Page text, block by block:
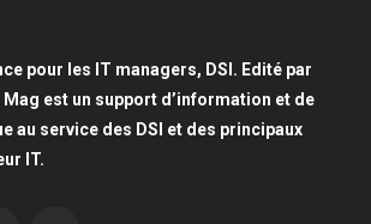
pour les IT managers, DSI. Edité par
Mag est un support d’information et de
au service des DSI et des principaux
IT.